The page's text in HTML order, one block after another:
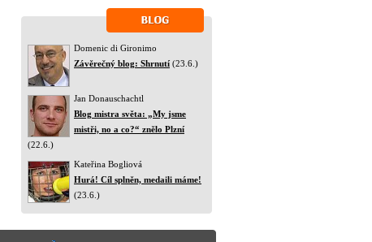
Domenic di Gironimo
Závěrečný blog: Shrnutí (23.6.)
Jan Donauschachtl
Blog mistra světa: „My jsme
mistři, no a co?“ znělo Plzní
(22.6.)
Kateřina Bogliová
Hurá! Cíl splněn, medaili máme!
(23.6.)